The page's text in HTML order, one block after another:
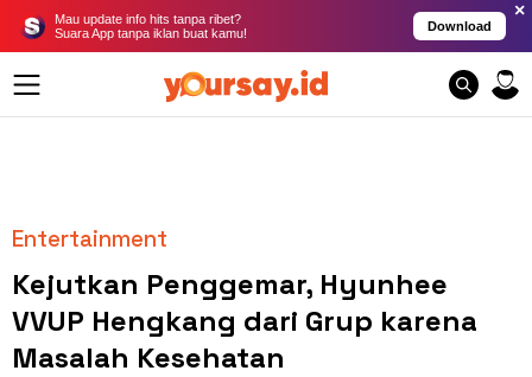
Mau update info hits tanpa ribet?
Suara App tanpa iklan buat kamu!
Download
×
Entertainment
Kejutkan Penggemar, Hyunhee
VVUP Hengkang dari Grup karena
Masalah Kesehatan